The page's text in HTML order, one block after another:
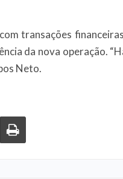
transações
da nova operação.
Neto.